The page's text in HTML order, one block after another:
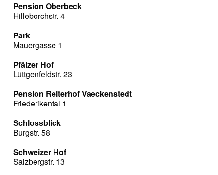
Pension Oberbeck
Hilleborchstr. 4
Park
Mauergasse 1
Pfälzer Hof
Lüttgenfeldstr. 23
Pension Reiterhof Vaeckenstedt
Friederikental 1
Schlossblick
Burgstr. 58
Schweizer Hof
Salzbergstr. 13